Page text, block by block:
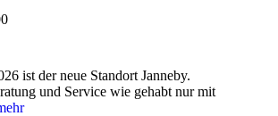
ist der neue Standort Janneby.
und Service wie gehabt nur mit